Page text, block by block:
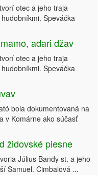
otec a jeho traja
Speváčka
adari džav
otec a jeho traja
Speváčka
bola dokumentovaná na
v Komárne ako súčasť
židovské piesne
Július Bandy st. a jeho
Samuel. Cimbalová ...